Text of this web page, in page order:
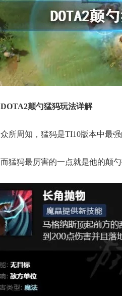
DOTA2颠勺猛犸玩法详解
众所周知，猛犸是TI10版本中最强
而猛犸最厉害的一点就是他的颠
17周
爆开